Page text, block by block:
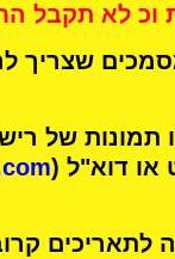
וכ לא תקבל
שצריך
תמונות של
או דוא"ל (
לתאריכים